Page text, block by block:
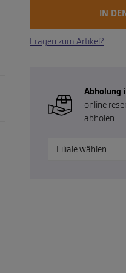
IN
Fragen zum Artikel?
Abholung
online
abholen.